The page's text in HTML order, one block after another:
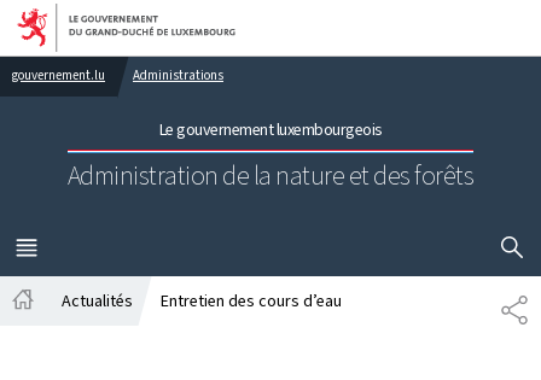
Aller au menu principal
Aller au contenu
gouvernement.lu Administrations
Le gouvernement luxembourgeois
Administration de la nature et des forêts
MENU
PRINCIPAL
Actualités Entretien des cours d’eau